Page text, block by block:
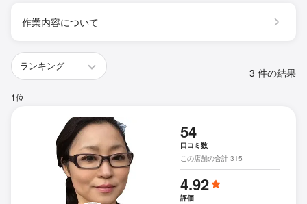
作業内容について
3 件の結果
1位
54
口コミ数
この店舗の合計 315
4.92
評価